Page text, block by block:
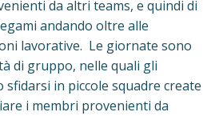
da altri teams, e quindi di
andando oltre alle
lavorative. Le giornate sono
di gruppo, nelle quali gli
in piccole squadre create
i membri provenienti da